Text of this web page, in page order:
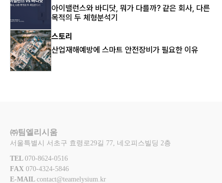
아이밸런스와 바디닷, 뭐가 다를까? 같은 회사, 다른
목적의 두 체형분석기
스토리
산업재해예방에 스마트 안전장비가 필요한 이유
㈜팀엘리시움
서울특별시 서초구 효령로29길 77, 네오피스빌딩 2층
TEL 070-8624-0516
FAX 070-4324-5846
E-MAIL contact@teamelysium.kr